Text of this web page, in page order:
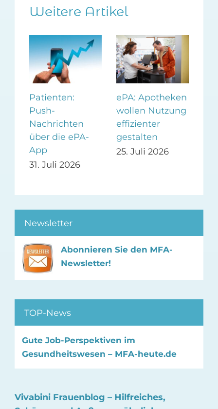
Weitere Artikel
Patienten:
Push-
Nachrichten
über die ePA-
App
31. Juli 2026
ePA: Apotheken
wollen Nutzung
effizienter
gestalten
25. Juli 2026
Newsletter
Abonnieren Sie den MFA-
Newsletter!
TOP-News
Gute Job-Perspektiven im
Gesundheitswesen – MFA-heute.de
Vivabini Frauenblog – Hilfreiches,